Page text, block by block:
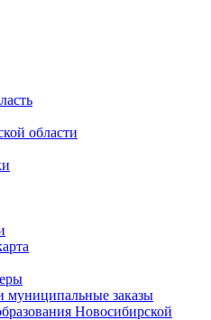
области
муниципальные заказы
Новосибирской